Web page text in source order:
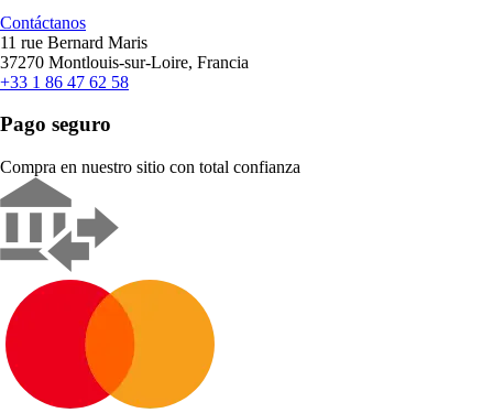
Contáctanos
11 rue Bernard Maris
37270 Montlouis-sur-Loire, Francia
+33 1 86 47 62 58
Pago seguro
Compra en nuestro sitio con total confianza